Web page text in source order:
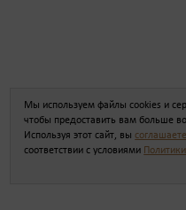
Мы используем файлы cookies и
чтобы предоставить вам больше
Используя этот сайт, вы
соответствии с условиями